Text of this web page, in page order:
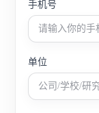
手机号
单位